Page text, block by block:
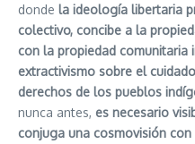
donde la ideología libertaria
colectivo, concibe a la
con la propiedad comunitaria
extractivismo sobre el
derechos de los pueblos
nunca antes, es necesario
conjuga una cosmovisión